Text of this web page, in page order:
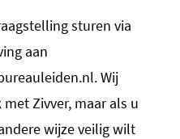
sturen via
aan
Wij
Zivver, maar als u
wijze veilig wilt